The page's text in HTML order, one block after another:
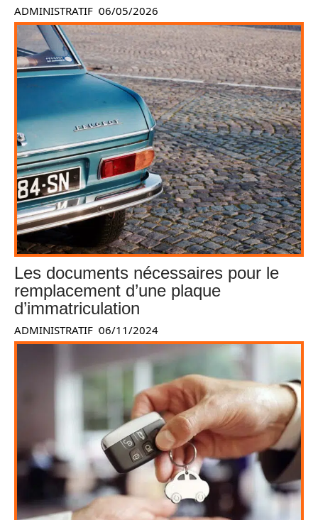
ADMINISTRATIF 06/05/2026
Les documents nécessaires pour le
remplacement d’une plaque
d’immatriculation
ADMINISTRATIF 06/11/2024